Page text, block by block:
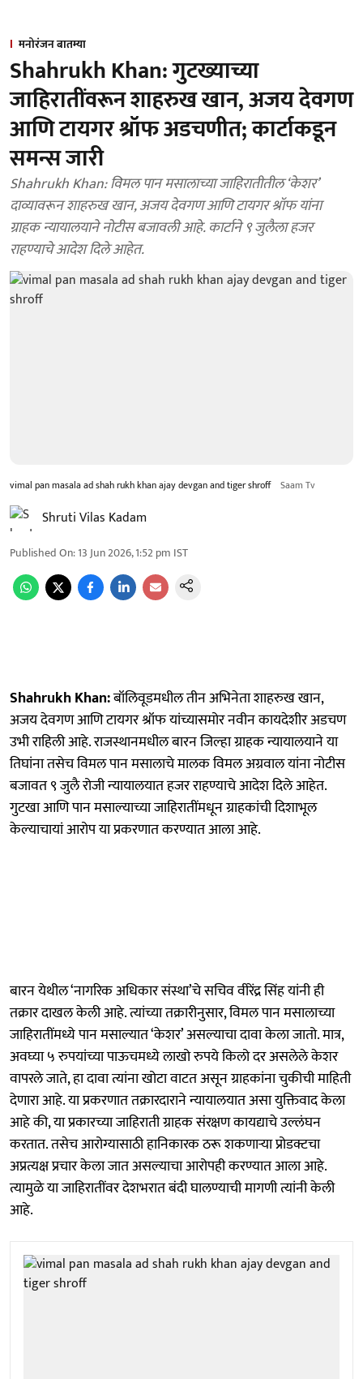
मनोरंजन बातम्या
Shahrukh Khan: गुटख्याच्या
जाहिरातींवरून शाहरुख खान, अजय देवगण
आणि टायगर श्रॉफ अडचणीत; कार्टाकडून
समन्स जारी
Shahrukh Khan: विमल पान मसालाच्या जाहिरातीतील ‘केशर’
दाव्यावरून शाहरुख खान, अजय देवगण आणि टायगर श्रॉफ यांना
ग्राहक न्यायालयाने नोटीस बजावली आहे. कार्टाने ९ जुलैला हजर
राहण्याचे आदेश दिले आहेत.
vimal pan masala ad shah rukh khan ajay devgan and tiger shroff Saam Tv
Shruti Vilas Kadam
Published On:13 Jun 2026, 1:52 pm IST
Shahrukh Khan:बॉलिवूडमधील तीन अभिनेता शाहरुख खान,
अजय देवगण आणि टायगर श्रॉफ यांच्यासमोर नवीन कायदेशीर अडचण
उभी राहिली आहे. राजस्थानमधील बारन जिल्हा ग्राहक न्यायालयाने या
तिघांना तसेच विमल पान मसालाचे मालक विमल अग्रवाल यांना नोटीस
बजावत ९ जुलै रोजी न्यायालयात हजर राहण्याचे आदेश दिले आहेत.
गुटखा आणि पान मसाल्याच्या जाहिरातींमधून ग्राहकांची दिशाभूल
केल्याचायां आरोप या प्रकरणात करण्यात आला आहे.
बारन येथील ‘नागरिक अधिकार संस्था’चे सचिव वीरेंद्र सिंह यांनी ही
तक्रार दाखल केली आहे. त्यांच्या तक्रारीनुसार, विमल पान मसालाच्या
जाहिरातींमध्ये पान मसाल्यात ‘केशर’ असल्याचा दावा केला जातो. मात्र,
अवघ्या ५ रुपयांच्या पाऊचमध्ये लाखो रुपये किलो दर असलेले केशर
वापरले जाते, हा दावा त्यांना खोटा वाटत असून ग्राहकांना चुकीची माहिती
देणारा आहे. या प्रकरणात तक्रारदाराने न्यायालयात असा युक्तिवाद केला
आहे की, या प्रकारच्या जाहिराती ग्राहक संरक्षण कायद्याचे उल्लंघन
करतात. तसेच आरोग्यासाठी हानिकारक ठरू शकणाऱ्या प्रोडक्टचा
अप्रत्यक्ष प्रचार केला जात असल्याचा आरोपही करण्यात आला आहे.
त्यामुळे या जाहिरातींवर देशभरात बंदी घालण्याची मागणी त्यांनी केली
आहे.